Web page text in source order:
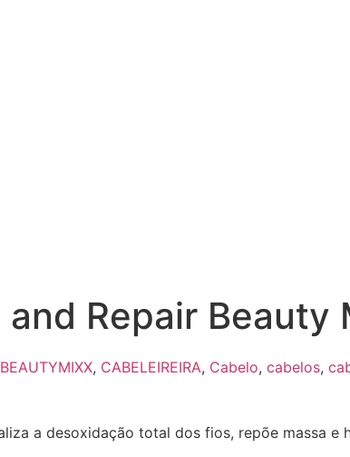
Repair Beauty
BEAUTYMIXX, CABELEIREIRA, Cabelo, cabelos,
a desoxidação total dos fios, repõe massa e